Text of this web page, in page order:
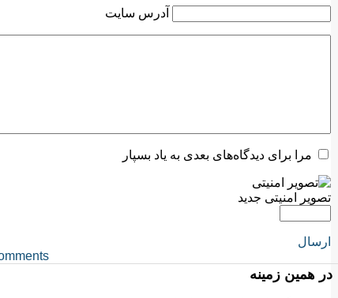
آدرس سایت
مرا برای دیدگاه‌های بعدی به یاد بسپار
تصویر امنیتی جدید
ارسال
در همین زمینه